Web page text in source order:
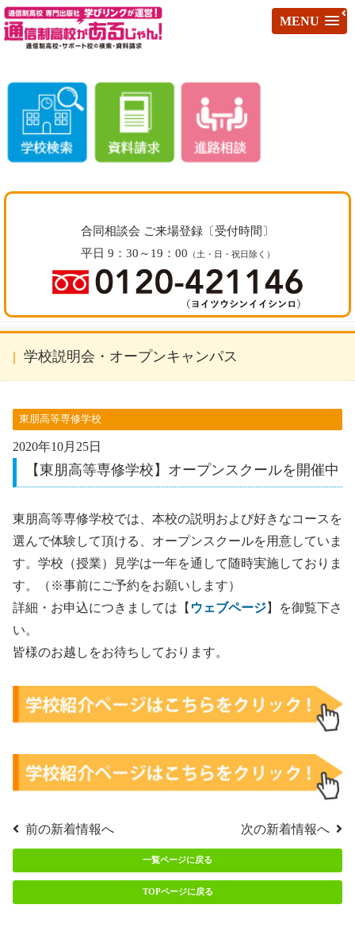
MENU
合同相談会 ご来場登録〔受付時間〕
平日 9：30～19：00 （土・日・祝日除く）
学校説明会・オープンキャンパス
東朋高等専修学校
2020年10月25日
【東朋高等専修学校】オープンスクールを開催中
東朋高等専修学校では、本校の説明および好きなコースを
選んで体験して頂ける、オープンスクールを用意していま
す。学校（授業）見学は一年を通して随時実施しておりま
す。（※事前にご予約をお願いします）
詳細・お申込につきましては【 ウェブページ】を御覧下さ
い。
皆様のお越しをお待ちしております。
前の新着情報へ 次の新着情報へ
一覧ページに戻る
TOPページに戻る